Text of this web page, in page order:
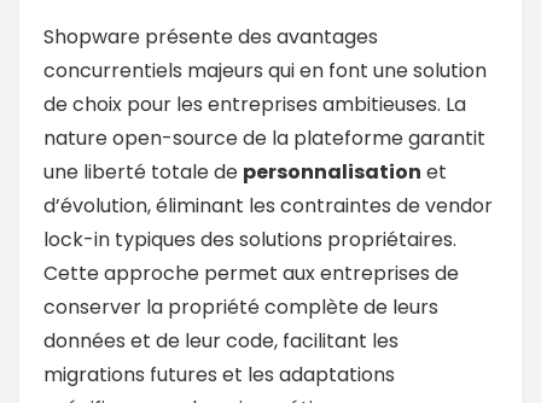
Shopware présente des avantages
concurrentiels majeurs qui en font une solution
de choix pour les entreprises ambitieuses. La
nature open-source de la plateforme garantit
une liberté totale de personnalisation et
d’évolution, éliminant les contraintes de vendor
lock-in typiques des solutions propriétaires.
Cette approche permet aux entreprises de
conserver la propriété complète de leurs
données et de leur code, facilitant les
migrations futures et les adaptations